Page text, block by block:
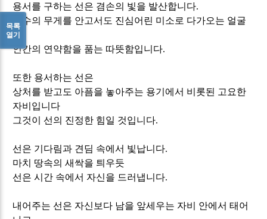
용서를 구하는 선은 겸손의 빛을 발산합니다.
실수의 무게를 안고서도 진심어린 미소로 다가오는 얼굴
은
인간의 연약함을 품는 따뜻함입니다.
또한 용서하는 선은
상처를 받고도 아픔을 놓아주는 용기에서 비롯된 고요한
자비입니다
그것이 선의 진정한 힘일 것입니다.
선은 기다림과 견딤 속에서 빛납니다.
마치 땅속의 새싹을 틔우듯
선은 시간 속에서 자신을 드러냅니다.
내어주는 선은 자신보다 남을 앞세우는 자비 안에서 태어
목록
열기